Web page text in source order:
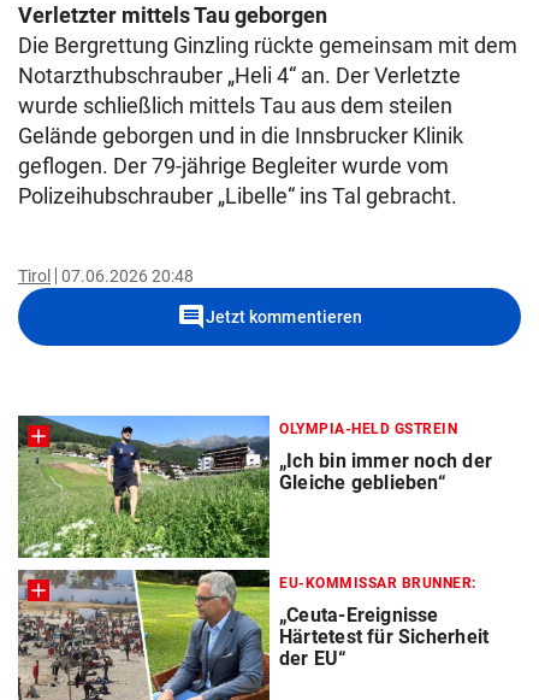
Verletzter mittels Tau geborgen
Die Bergrettung Ginzling rückte gemeinsam mit dem
Notarzthubschrauber „Heli 4“ an. Der Verletzte
wurde schließlich mittels Tau aus dem steilen
Gelände geborgen und in die Innsbrucker Klinik
geflogen. Der 79-jährige Begleiter wurde vom
Polizeihubschrauber „Libelle“ ins Tal gebracht.
Tirol 07.06.2026 20:48
commentJetzt kommentieren
OLYMPIA-HELD GSTREIN
„Ich bin immer noch der
Gleiche geblieben“
EU-KOMMISSAR BRUNNER:
„Ceuta-Ereignisse
Härtetest für Sicherheit
der EU“